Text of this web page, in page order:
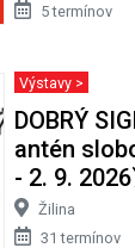
5 termínov
Výstavy >
DOBRÝ
antén
- 2. 9.
Žilina
31 termínov